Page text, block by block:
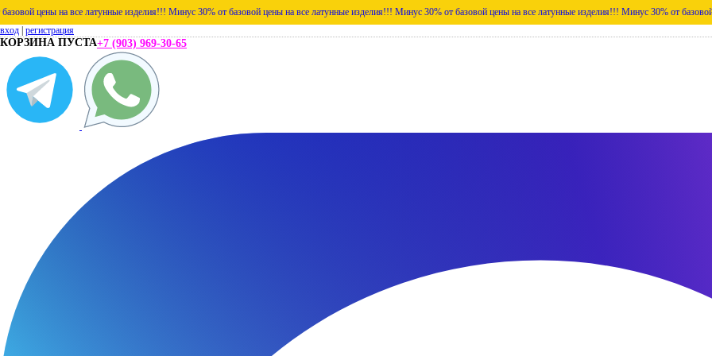
на все латунные изделия!!! Минус 30% от базовой цены на все латунные изделия!!! Минус 30% от базовой цены на все латунные изделия!!! Минус 30% от базовой цены на
вход регистрация
КОРЗИНА ПУСТА+7 (903) 969-30-65